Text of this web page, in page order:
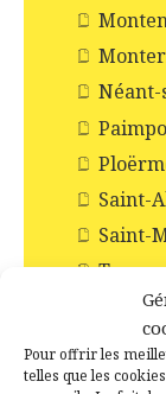
Pour offrir les
telles que les
Saint-
Saint-
Histoire
Incendie